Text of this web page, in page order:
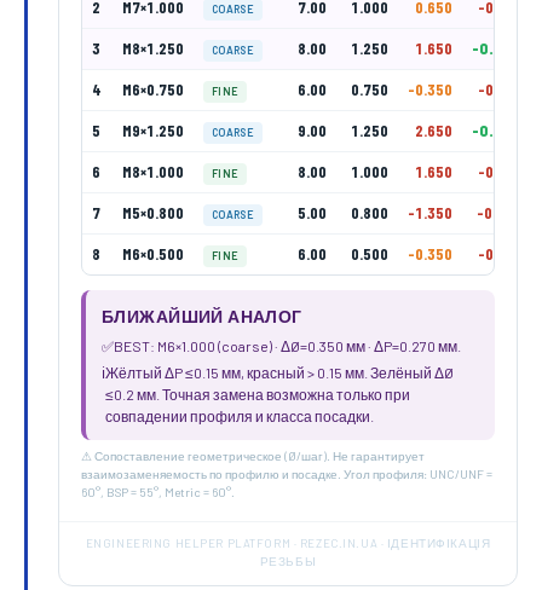
2 M7×1.000 COARSE 7.00 1.000 0.650 -0.270
3 M8×1.250 COARSE 8.00 1.250 1.650 -0.020
4 M6×0.750 FINE 6.00 0.750 -0.350 -0.520
5 M9×1.250 COARSE 9.00 1.250 2.650 -0.020
6 M8×1.000 FINE 8.00 1.000 1.650 -0.270
7 M5×0.800 COARSE 5.00 0.800 -1.350 -0.470
8 M6×0.500 FINE 6.00 0.500 -0.350 -0.770
БЛИЖАЙШИЙ АНАЛОГ
✅BEST: M6×1.000 (coarse) · ΔØ=0.350 мм · ΔP=0.270 мм.
ℹ️Жёлтый ΔP ≤0.15 мм, красный > 0.15 мм. Зелёный ΔØ
≤0.2 мм. Точная замена возможна только при
совпадении профиля и класса посадки.
⚠ Сопоставление геометрическое (Ø/шаг). Не гарантирует
взаимозаменяемость по профилю и посадке. Угол профиля: UNC/UNF =
60°, BSP = 55°, Metric = 60°.
ENGINEERING HELPER PLATFORM · REZEC.IN.UA · ІДЕНТИФІКАЦІЯ
РЕЗЬБЫ